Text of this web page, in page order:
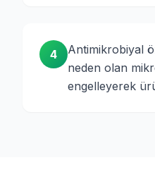
4
Antimikrobiyal
neden olan
engelleyerek